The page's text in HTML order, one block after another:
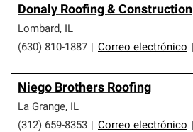
Donaly Roofing & Construction
Lombard, IL
(630) 810-1887
Correo electrónico
Niego Brothers Roofing
La Grange, IL
(312) 659-8353
Correo electrónico